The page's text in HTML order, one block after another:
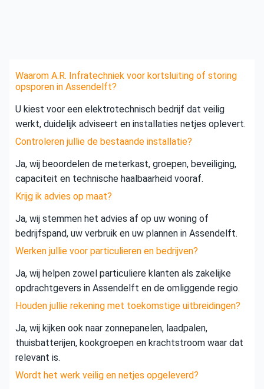
Waarom A.R. Infratechniek voor kortsluiting of storing
opsporen in Assendelft?
U kiest voor een elektrotechnisch bedrijf dat veilig
werkt, duidelijk adviseert en installaties netjes oplevert.
Controleren jullie de bestaande installatie?
Ja, wij beoordelen de meterkast, groepen, beveiliging,
capaciteit en technische haalbaarheid vooraf.
Krijg ik advies op maat?
Ja, wij stemmen het advies af op uw woning of
bedrijfspand, uw verbruik en uw plannen in Assendelft.
Werken jullie voor particulieren en bedrijven?
Ja, wij helpen zowel particuliere klanten als zakelijke
opdrachtgevers in Assendelft en de omliggende regio.
Houden jullie rekening met toekomstige uitbreidingen?
Ja, wij kijken ook naar zonnepanelen, laadpalen,
thuisbatterijen, kookgroepen en krachtstroom waar dat
relevant is.
Wordt het werk veilig en netjes opgeleverd?